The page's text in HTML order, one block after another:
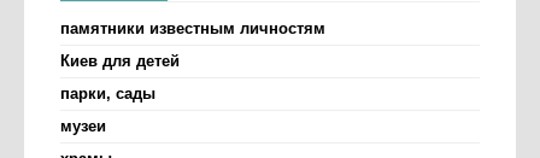
памятники известным личностям
Киев для детей
парки, сады
музеи